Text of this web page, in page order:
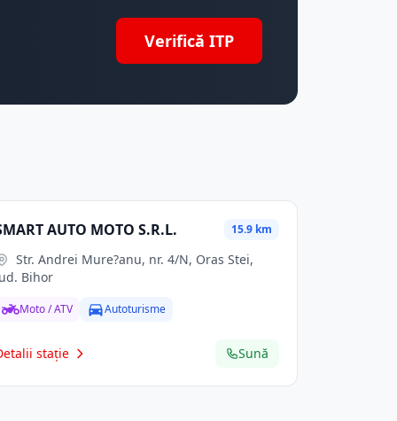
Verifică ITP
AUTO MOTO S.R.L. 15.9 km
Str. Andrei Mure?anu, nr. 4/N, Oras Stei,
Bihor
Moto / ATV Autoturisme
stație Sună